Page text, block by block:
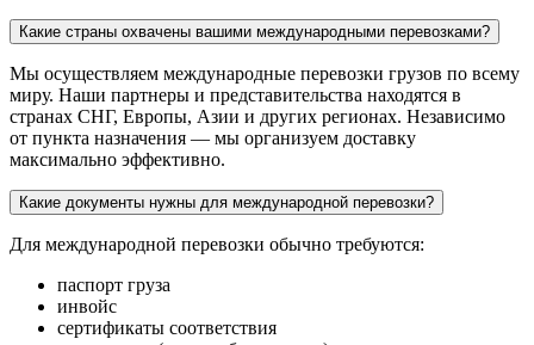
Какие страны охвачены вашими международными перевозками?
Мы осуществляем международные перевозки грузов по всему
миру. Наши партнеры и представительства находятся в
странах СНГ, Европы, Азии и других регионах. Независимо
от пункта назначения — мы организуем доставку
максимально эффективно.
Какие документы нужны для международной перевозки?
Для международной перевозки обычно требуются:
паспорт груза
инвойс
сертификаты соответствия